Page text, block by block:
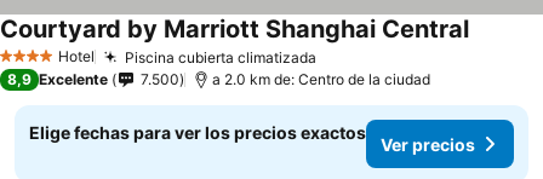
4 EstrellasHotel Piscina cubierta climatizada
Courtyard by Marriott Shanghai Central
8,9 Excelente 7.500 a 2.0 km de: Centro de la ciudad
Elige fechas para ver los precios exactos
Ver precios